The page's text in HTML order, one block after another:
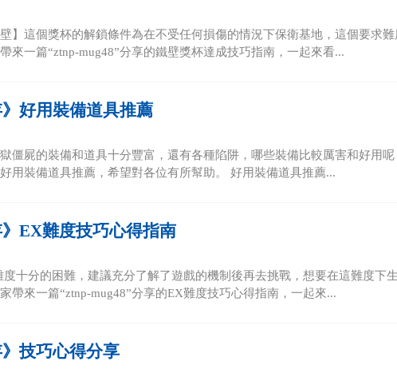
】這個獎杯的解鎖條件為在不受任何損傷的情況下保衛基地，這個要求
來一篇“ztnp-mug48”分享的鐵壁獎杯達成技巧指南，一起來看...
》好用裝備道具推薦
僵屍的裝備和道具十分豐富，還有各種陷阱，哪些裝備比較厲害和好用
用裝備道具推薦，希望對各位有所幫助。 好用裝備道具推薦...
》EX難度技巧心得指南
度十分的困難，建議充分了解了遊戲的機制後再去挑戰，想要在這難度下
帶來一篇“ztnp-mug48”分享的EX難度技巧心得指南，一起來...
》技巧心得分享